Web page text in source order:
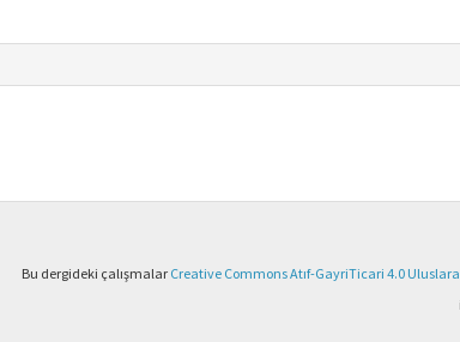
Bu dergideki çalışmalar Creative Commons Atıf-GayriTicari 4.0